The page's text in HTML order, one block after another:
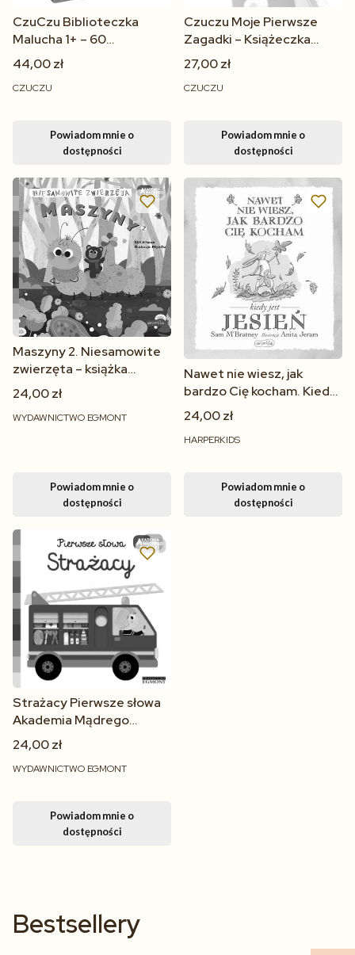
CzuCzu Biblioteczka
Malucha 1+ – 60
Edukacyjnych Kart dla
Dzieci od 1 Roku Życia
44,00 zł
CZUCZU
Powiadom mnie o
dostępności
Czuczu Moje Pierwsze
Zagadki – Książeczka
Kartonowa Edukacyjna dla
Dzieci 18m+
27,00 zł
CZUCZU
Powiadom mnie o
dostępności
Maszyny 2. Niesamowite
zwierzęta – książka
interaktywna dla dzieci 2-
4 lat
24,00 zł
WYDAWNICTWO EGMONT
Powiadom mnie o
dostępności
Nawet nie wiesz, jak
bardzo Cię kocham. Kiedy
jest jesień
24,00 zł
HARPERKIDS
Powiadom mnie o
dostępności
Strażacy Pierwsze słowa
Akademia Mądrego
Dziecka – książka
kartonowa dla dzieci 1+
24,00 zł
WYDAWNICTWO EGMONT
Powiadom mnie o
dostępności
Bestsellery